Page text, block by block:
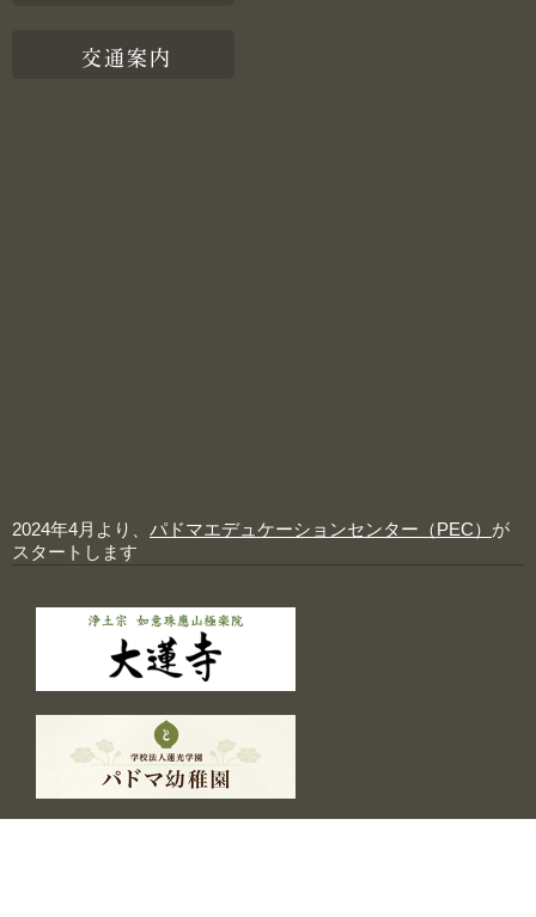
交通案内
2024年4月より、 パドマエデュケーションセンター（PEC） が
スタートします